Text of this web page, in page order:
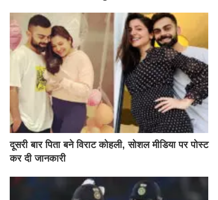
दूसरी बार‌ पिता बने विराट कोहली, सोशल मीडिया पर पोस्ट
कर दी‌ जानकारी